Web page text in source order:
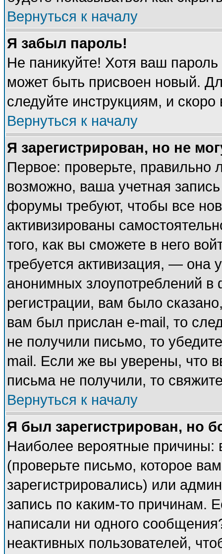
Вернуться к началу
Я забыл пароль!
Не паникуйте! Хотя ваш
может быть присвоен новый.
следуйте инструкциям, и
Вернуться к началу
Я зарегистрирован, но не
Первое: проверьте, правильно
возможно, ваша учетная
форумы требуют, чтобы все
активизированы
того, как вы сможете в него
требуется активизация, — она
анонимных злоупотреблений
регистрации, вам было
вам был прислан e-mail, то
не получили письмо, то
mail. Если же вы уверены, что
письма не получили, то
Вернуться к началу
Я был зарегистрирован, но
Наиболее вероятные причины:
(проверьте письмо, которое
зарегистрировались) или
запись по каким-то причинам.
написали ни одного
неактивных пользователей,